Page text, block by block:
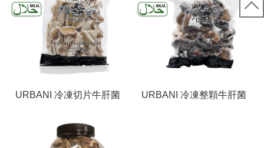
URBANI 冷凍切片牛肝菌
Mushroom-sliced
URBANI 冷凍整顆牛肝菌